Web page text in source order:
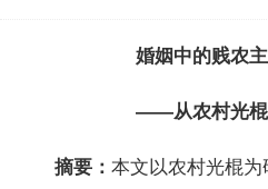
婚姻中的贱农
——从农村光棍
摘要： 本文以农村光棍